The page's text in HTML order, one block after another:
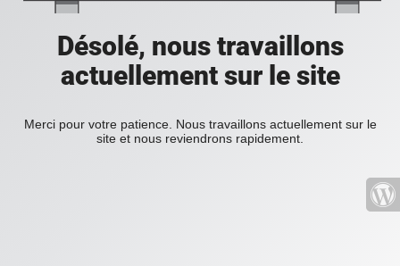
Désolé, nous travaillons
actuellement sur le site
Merci pour votre patience. Nous travaillons actuellement sur le
site et nous reviendrons rapidement.